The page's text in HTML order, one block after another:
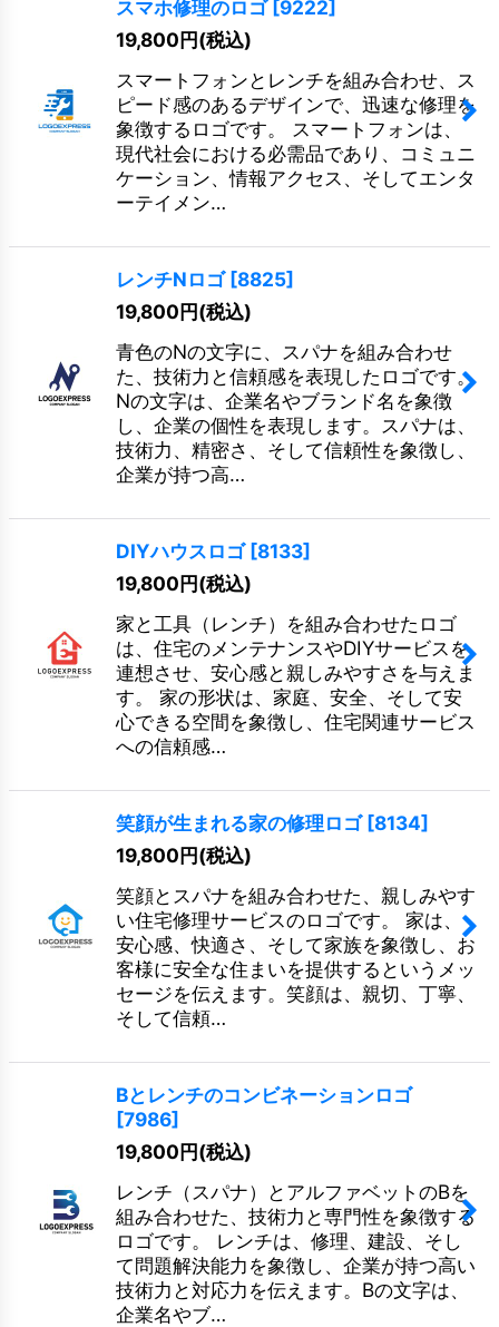
スマホ修理のロゴ [9222]
19,800円(税込)
スマートフォンとレンチを組み合わせ、ス
ピード感のあるデザインで、迅速な修理を
象徴するロゴです。 スマートフォンは、
現代社会における必需品であり、コミュニ
ケーション、情報アクセス、そしてエンタ
ーテイメン…
レンチNロゴ [8825]
19,800円(税込)
青色のNの文字に、スパナを組み合わせ
た、技術力と信頼感を表現したロゴです。
Nの文字は、企業名やブランド名を象徴
し、企業の個性を表現します。スパナは、
技術力、精密さ、そして信頼性を象徴し、
企業が持つ高…
DIYハウスロゴ [8133]
19,800円(税込)
家と工具（レンチ）を組み合わせたロゴ
は、住宅のメンテナンスやDIYサービスを
連想させ、安心感と親しみやすさを与えま
す。 家の形状は、家庭、安全、そして安
心できる空間を象徴し、住宅関連サービス
への信頼感…
笑顔が生まれる家の修理ロゴ [8134]
19,800円(税込)
笑顔とスパナを組み合わせた、親しみやす
い住宅修理サービスのロゴです。 家は、
安心感、快適さ、そして家族を象徴し、お
客様に安全な住まいを提供するというメッ
セージを伝えます。笑顔は、親切、丁寧、
そして信頼…
Bとレンチのコンビネーションロゴ
[7986]
19,800円(税込)
レンチ（スパナ）とアルファベットのBを
組み合わせた、技術力と専門性を象徴する
ロゴです。 レンチは、修理、建設、そし
て問題解決能力を象徴し、企業が持つ高い
技術力と対応力を伝えます。Bの文字は、
企業名やブ…